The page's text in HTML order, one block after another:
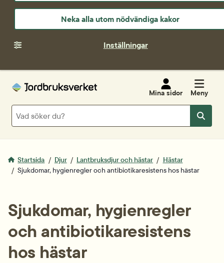
Neka alla utom nödvändiga kakor
Inställningar
Mina sidor Meny
Sök
Sök
Startsida Djur Lantbruksdjur och hästar
Hästar
Sjukdomar, hygienregler och antibiotikaresistens hos hästar
Sjukdomar, hygienregler
och antibiotikaresistens
hos hästar